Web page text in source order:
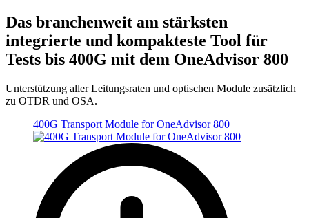
Das branchenweit am stärksten
integrierte und kompakteste Tool für
Tests bis 400G mit dem OneAdvisor 800
Unterstützung aller Leitungsraten und optischen Module zusätzlich
zu OTDR und OSA.
400G Transport Module for OneAdvisor 800